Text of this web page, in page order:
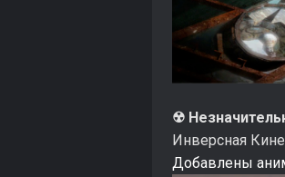
☢
Инверсная
Добавлены